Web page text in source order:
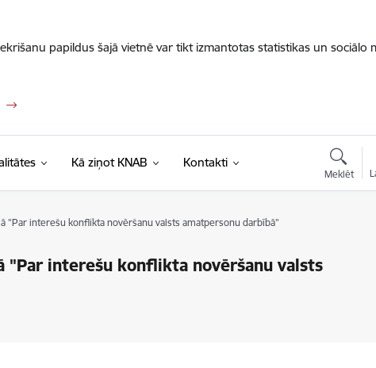
papildus šajā vietnē var tikt izmantotas statistikas un sociālo
Kā ziņot KNAB Kontakti
Meklēt
"Par interešu konflikta novēršanu valsts amatpersonu darbībā"
"Par interešu konflikta novēršanu valsts